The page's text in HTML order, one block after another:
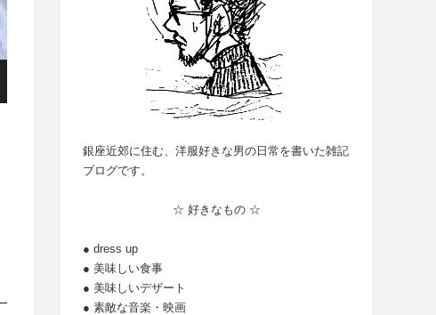
銀座近郊に住む、洋服好きな男の日常を書いた雑記
ブログです。
☆ 好きなもの ☆
● dress up
● 美味しい食事
● 美味しいデザート
● 素敵な音楽・映画